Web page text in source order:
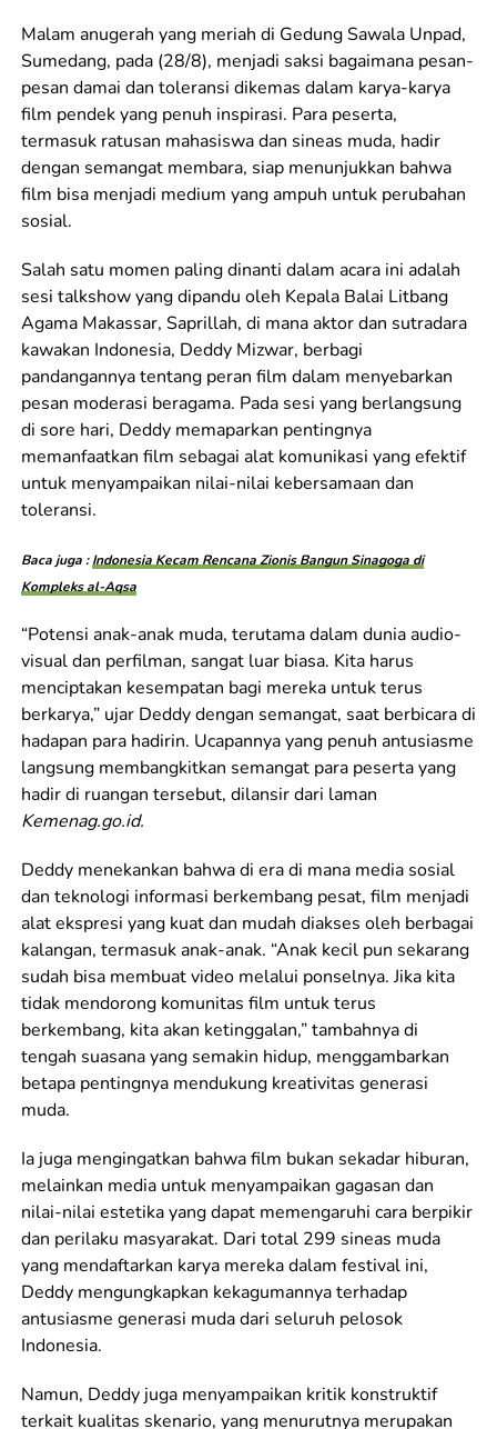
Malam anugerah yang meriah di Gedung Sawala Unpad,
Sumedang, pada (28/8), menjadi saksi bagaimana pesan-
pesan damai dan toleransi dikemas dalam karya-karya
film pendek yang penuh inspirasi. Para peserta,
termasuk ratusan mahasiswa dan sineas muda, hadir
dengan semangat membara, siap menunjukkan bahwa
film bisa menjadi medium yang ampuh untuk perubahan
sosial.
Salah satu momen paling dinanti dalam acara ini adalah
sesi talkshow yang dipandu oleh Kepala Balai Litbang
Agama Makassar, Saprillah, di mana aktor dan sutradara
kawakan Indonesia, Deddy Mizwar, berbagi
pandangannya tentang peran film dalam menyebarkan
pesan moderasi beragama. Pada sesi yang berlangsung
di sore hari, Deddy memaparkan pentingnya
memanfaatkan film sebagai alat komunikasi yang efektif
untuk menyampaikan nilai-nilai kebersamaan dan
toleransi.
Baca juga :Indonesia Kecam Rencana Zionis Bangun Sinagoga di
Kompleks al-Aqsa
“Potensi anak-anak muda, terutama dalam dunia audio-
visual dan perfilman, sangat luar biasa. Kita harus
menciptakan kesempatan bagi mereka untuk terus
berkarya,” ujar Deddy dengan semangat, saat berbicara di
hadapan para hadirin. Ucapannya yang penuh antusiasme
langsung membangkitkan semangat para peserta yang
hadir di ruangan tersebut, dilansir dari laman
Kemenag.go.id.
Deddy menekankan bahwa di era di mana media sosial
dan teknologi informasi berkembang pesat, film menjadi
alat ekspresi yang kuat dan mudah diakses oleh berbagai
kalangan, termasuk anak-anak. “Anak kecil pun sekarang
sudah bisa membuat video melalui ponselnya. Jika kita
tidak mendorong komunitas film untuk terus
berkembang, kita akan ketinggalan,” tambahnya di
tengah suasana yang semakin hidup, menggambarkan
betapa pentingnya mendukung kreativitas generasi
muda.
Ia juga mengingatkan bahwa film bukan sekadar hiburan,
melainkan media untuk menyampaikan gagasan dan
nilai-nilai estetika yang dapat memengaruhi cara berpikir
dan perilaku masyarakat. Dari total 299 sineas muda
yang mendaftarkan karya mereka dalam festival ini,
Deddy mengungkapkan kekagumannya terhadap
antusiasme generasi muda dari seluruh pelosok
Indonesia.
Namun, Deddy juga menyampaikan kritik konstruktif
terkait kualitas skenario, yang menurutnya merupakan